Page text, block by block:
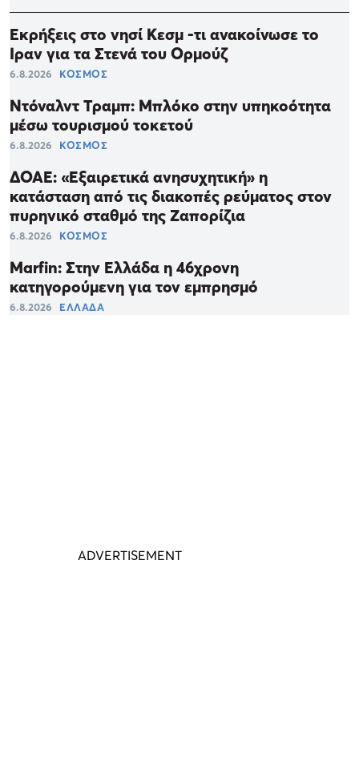
Εκρήξεις στο νησί Κεσμ -τι ανακοίνωσε το
Ιραν για τα Στενά του Ορμούζ
6.8.2026 ΚΟΣΜΟΣ
Ντόναλντ Τραμπ: Μπλόκο στην υπηκοότητα
μέσω τουρισμού τοκετού
6.8.2026 ΚΟΣΜΟΣ
ΔΟΑΕ: «Εξαιρετικά ανησυχητική» η
κατάσταση από τις διακοπές ρεύματος στον
πυρηνικό σταθμό της Ζαπορίζια
6.8.2026 ΚΟΣΜΟΣ
Marfin: Στην Ελλάδα η 46χρονη
κατηγορούμενη για τον εμπρησμό
6.8.2026 ΕΛΛΑΔΑ